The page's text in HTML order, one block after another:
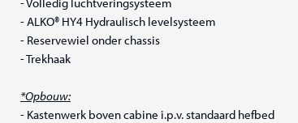
- ALKO® HY4 Hydraulisch levelsysteem
- Reservewiel onder chassis
- Trekhaak
*Opbouw:
- Kastenwerk boven cabine i.p.v. standaard hefbed